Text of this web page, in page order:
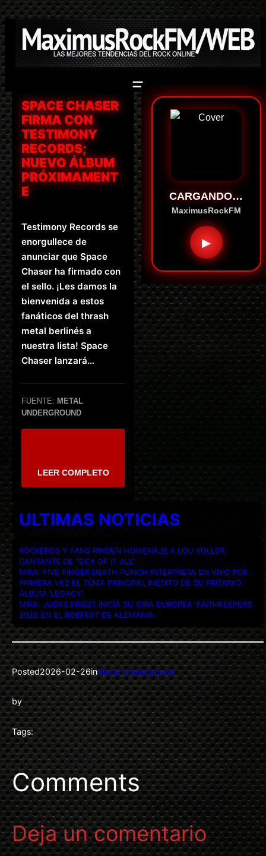
Saltar
al
contenido
SPACE CHASER
FIRMA CON
TESTIMONY
RECORDS;
NUEVO ÁLBUM
PRÓXIMAMENT
E
Testimony Records se
enorgullece de
anunciar que Space
Chaser ha firmado con
el sello. ¡Les damos la
bienvenida a estos
fanáticos del thrash
metal berlinés a
nuestra lista! Space
Chaser lanzará…
FUENTE: METAL
UNDERGROUND
LEER COMPLETO
CARGANDO…
MaximusRockFM
▶
ULTIMAS NOTICIAS
ROCKEROS Y FANS RINDEN HOMENAJE A LOU KOLLER,
CANTANTE DE “SICK OF IT ALL”.
MIRA: FIVE FINGER DEATH PUNCH INTERPRETA EN VIVO POR
PRIMERA VEZ EL TEMA PRINCIPAL INÉDITO DE SU PRÓXIMO
ÁLBUM ‘LEGACY’.
MIRA: JUDAS PRIEST INICIA SU GIRA EUROPEA ‘FAITHKEEPERS’
2026 EN EL BOBFEST DE ALEMANIA.
Posted2026-02-26inMetal Underground
by
Tags:
Comments
Deja un comentario